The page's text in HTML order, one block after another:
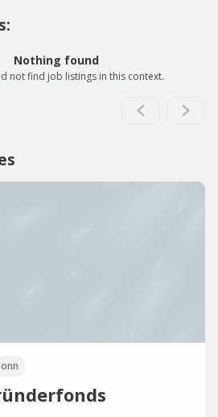
Nothing found
not find job listings in this context.